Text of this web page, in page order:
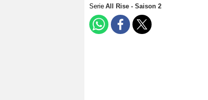
Serie All Rise - Saison 2